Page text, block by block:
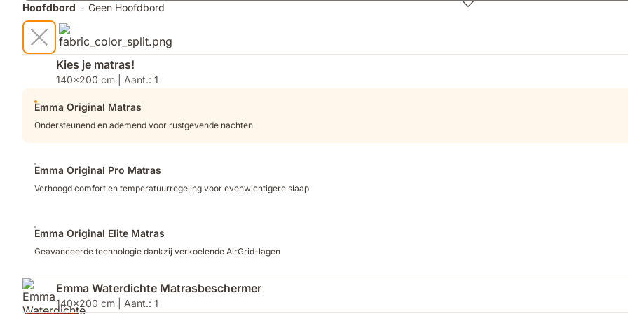
Hoofdbord - Geen Hoofdbord
Kies je matras!
140x200 cm | Aant.: 1
Emma Original Matras
Ondersteunend en ademend voor rustgevende nachten
Emma Original Pro Matras
Verhoogd comfort en temperatuurregeling voor evenwichtigere slaap
Emma Original Elite Matras
Geavanceerde technologie dankzij verkoelende AirGrid-lagen
Emma Waterdichte Matrasbeschermer
140x200 cm | Aant.: 1